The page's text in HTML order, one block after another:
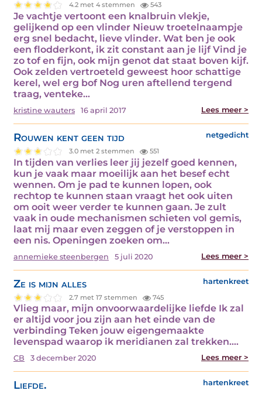
4.2 met 4 stemmen 543
Je vachtje vertoont een knalbruin vlekje,
gelijkend op een vlinder Nieuw troetelnaampje
erg snel bedacht, lieve vlinder. Wat ben je ook
een flodderkont, ik zit constant aan je lijf Vind je
zo tof en fijn, ook mijn genot dat staat boven kijf.
Ook zelden vertroeteld geweest hoor schattige
kerel, wel erg bof Nog uren aftellend tergend
traag, venteke…
kristine wauters 16 april 2017 Lees meer >
Rouwen kent geen tijd netgedicht
3.0 met 2 stemmen 551
In tijden van verlies leer jij jezelf goed kennen,
kun je vaak maar moeilijk aan het besef echt
wennen. Om je pad te kunnen lopen, ook
rechtop te kunnen staan vraagt het ook uiten
om ooit weer verder te kunnen gaan. Je zult
vaak in oude mechanismen schieten vol gemis,
laat mij maar even zeggen of je verstoppen in
een nis. Openingen zoeken om…
annemieke steenbergen 5 juli 2020 Lees meer >
Ze is mijn alles hartenkreet
2.7 met 17 stemmen 745
Vlieg maar, mijn onvoorwaardelijke liefde Ik zal
er altijd voor jou zijn aan het einde van de
verbinding Teken jouw eigengemaakte
levenspad waarop ik meridianen zal trekken.…
CB 3 december 2020 Lees meer >
Liefde. hartenkreet